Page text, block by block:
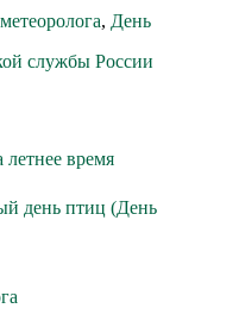
, День
службы России
летнее время
день птиц (День